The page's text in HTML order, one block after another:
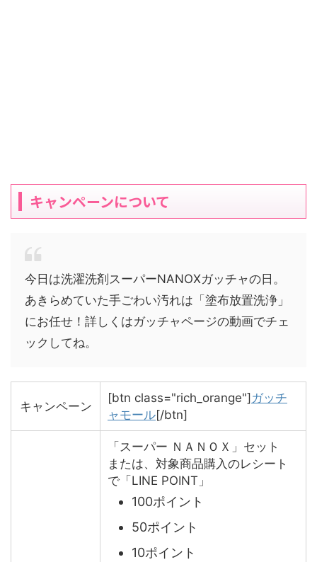
キャンペーンについて
今日は洗濯洗剤スーパーNANOXガッチャの日。
あきらめていた手ごわい汚れは「塗布放置洗浄」
にお任せ！詳しくはガッチャページの動画でチェ
ックしてね。
キャンペーン
[btn class="rich_orange"]ガッチ
ャモール[/btn]
「スーパー ＮＡＮＯＸ」セット
または、対象商品購入のレシート
で「LINE POINT」
100ポイント
50ポイント
10ポイント